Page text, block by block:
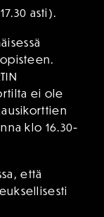
asti).
ei ole
klo 16.30-
että